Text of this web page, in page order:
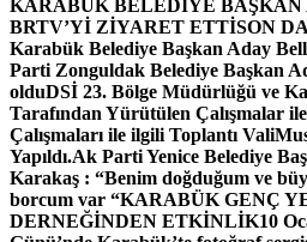
KARABÜK BELEDİYE
BRTV’Yİ ZİYARET ETTİSON
Karabük Belediye Başkan Aday
Parti Zonguldak Belediye Başkan
olduDSİ 23. Bölge Müdürlüğü ve
Tarafından Yürütülen Çalışmalar
Çalışmaları ile ilgili Toplantı
Yapıldı.Ak Parti Yenice Belediye
Karakaş : “Benim doğduğum ve
borcum var “KARABÜK GENÇ
DERNEĞİNDEN ETKİNLİK10